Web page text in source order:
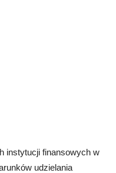
instytucji finansowych w
udzielania